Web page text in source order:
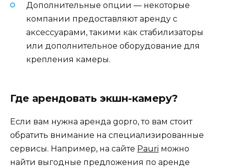
Дополнительные опции — некоторые
компании предоставляют аренду с
аксессуарами, такими как стабилизаторы
или дополнительное оборудование для
крепления камеры.
Где арендовать экшн-камеру?
Если вам нужна аренда gopro, то вам стоит
обратить внимание на специализированные
сервисы. Например, на сайте Pauri можно
найти выгодные предложения по аренде